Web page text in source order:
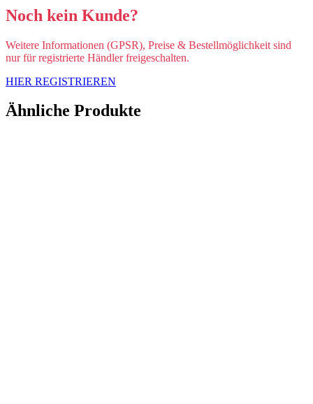
Noch kein Kunde?
Weitere Informationen (GPSR), Preise & Bestellmöglichkeit sind
nur für registrierte Händler freigeschalten.
HIER REGISTRIEREN
Ähnliche Produkte